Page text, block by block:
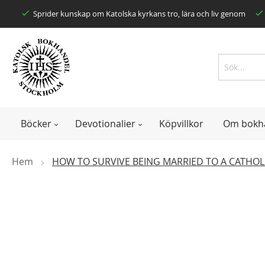
Skip Sprider kunskap om Katolska kyrkans tro, lära och liv genom
Search
Böcker Devotionalier Köpvillkor Om
Hem HOW TO SURVIVE BEING MARRIED TO A